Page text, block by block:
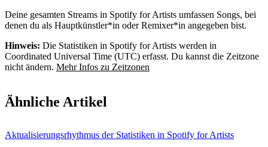
Deine gesamten Streams in Spotify for Artists umfassen Songs, bei
denen du als Hauptkünstler*in oder Remixer*in angegeben bist.
Hinweis: Die Statistiken in Spotify for Artists werden in
Coordinated Universal Time (UTC) erfasst. Du kannst die Zeitzone
nicht ändern. Mehr Infos zu Zeitzonen
Ähnliche Artikel
Aktualisierungsrhythmus der Statistiken in Spotify for Artists